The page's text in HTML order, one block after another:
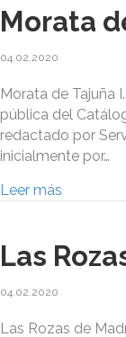
Morata
04.02.2020
Morata de Tajuña
pública del
redactado por
inicialmente por…
Leer más
Las
04.02.2020
Las Rozas de